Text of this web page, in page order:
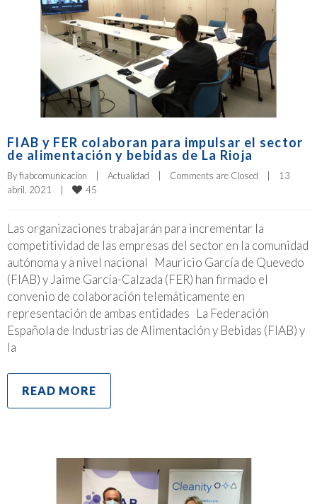
FIAB y FER colaboran para impulsar el sector
de alimentación y bebidas de La Rioja
By fiabcomunicacion Actualidad Comments are Closed
13
abril, 2021
45
Las organizaciones trabajarán para incrementar la
competitividad de las empresas del sector en la comunidad
autónoma y a nivel nacional Mauricio García de Quevedo
(FIAB) y Jaime García-Calzada (FER) han firmado el
convenio de colaboración telemáticamente en
representación de ambas entidades La Federación
Española de Industrias de Alimentación y Bebidas (FIAB) y
la
READ MORE